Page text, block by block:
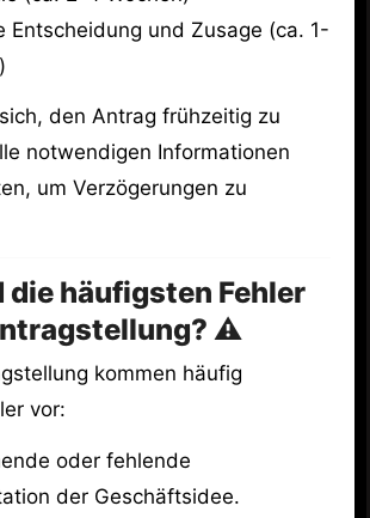
Entscheidung und Zusage (ca. 1-
den Antrag frühzeitig zu
notwendigen Informationen
um Verzögerungen zu
die häufigsten Fehler
⚠️
kommen häufig
vor:
oder fehlende
der Geschäftsidee.